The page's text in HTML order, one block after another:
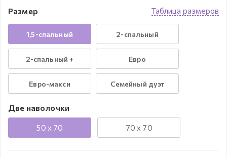
Таблица размеров
Размер
1,5-спальный 2-спальный
2-спальный + Евро
Евро-макси Семейный дуэт
Две наволочки
50 x 70 70 x 70